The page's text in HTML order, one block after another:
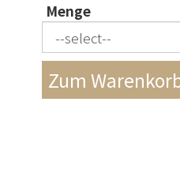
Menge